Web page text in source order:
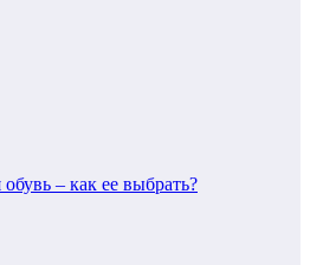
– как ее выбрать?